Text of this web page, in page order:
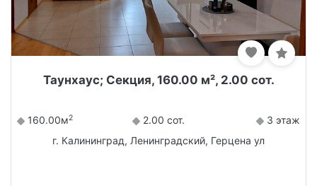
Таунхаус; Секция, 160.00 м², 2.00 сот.
160.00м2 2.00 сот.
3 этаж
г. Калининград, Ленинградский, Герцена ул